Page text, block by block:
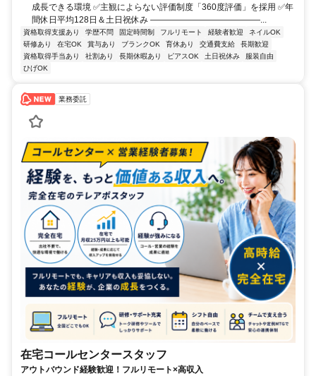
成長できる環境 ✅主観によらない評価制度「360度評価」を採用 ✅年
間休日平均128日＆土日祝休み ―――――――――――――...
資格取得支援あり 学歴不問 固定時間制 フルリモート 経験者歓迎
ネイルOK
研修あり
在宅OK 賞与あり ブランクOK 育休あり 交通費支給
長期歓迎
資格取得手当あり
社割あり 長期休暇あり ピアスOK 土日祝休み
服装自由
ひげOK
業務委託
在宅コールセンタースタッフ
アウトバウンド経験歓迎！フルリモート×高収入